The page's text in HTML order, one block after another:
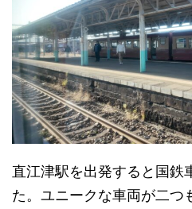
直江津駅を出発すると国鉄
た。ユニークな車両が二つ